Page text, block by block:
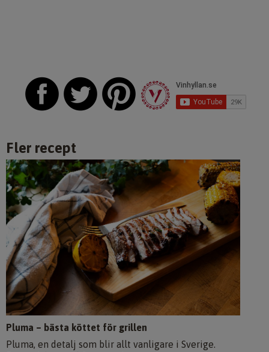
Fler recept
Pluma – bästa köttet för grillen
Pluma, en detalj som blir allt vanligare i Sverige.